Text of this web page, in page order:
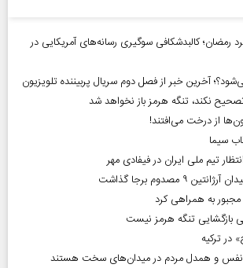
رمضان؛ کالبدشکافی سوگیری رسانه‌های آمریکایی در
تصحیح نکند، تنگه هرمز باز نخواهد شد
از درخت می‌افتند!
سیما
۹ مصدوم برجا گذاشت
مجبور به همراهی کرد
بازگشایی تنگه هرمز نیست
در ترکیه
و همدل مردم در میدان‌های سخت هستند